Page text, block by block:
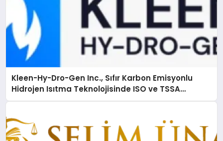
Kleen-Hy-Dro-Gen Inc., Sıfır Karbon Emisyonlu
Hidrojen Isıtma Teknolojisinde ISO ve TSSA
Düzenleyici Onaylarını Aldı